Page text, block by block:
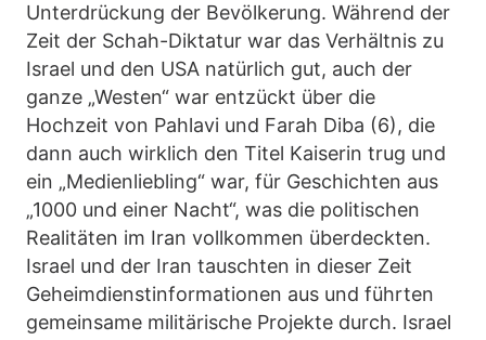
Unterdrückung der Bevölkerung. Während der
Zeit der Schah-Diktatur war das Verhältnis zu
Israel und den USA natürlich gut, auch der
ganze „Westen“ war entzückt über die
Hochzeit von Pahlavi und Farah Diba (6), die
dann auch wirklich den Titel Kaiserin trug und
ein „Medienliebling“ war, für Geschichten aus
„1000 und einer Nacht“, was die politischen
Realitäten im Iran vollkommen überdeckten.
Israel und der Iran tauschten in dieser Zeit
Geheimdienstinformationen aus und führten
gemeinsame militärische Projekte durch. Israel